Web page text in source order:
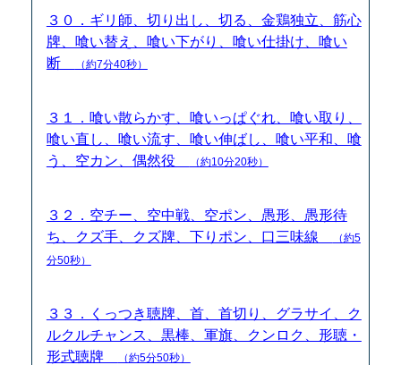
３０．ギリ師、切り出し、切る、金鶏独立、筋心
牌、喰い替え、喰い下がり、喰い仕掛け、喰い
断
（約7分40秒）
３１．喰い散らかす、喰いっぱぐれ、喰い取り、
喰い直し、喰い流す、喰い伸ばし、喰い平和、喰
う、空カン、偶然役
（約10分20秒）
３２．空チー、空中戦、空ポン、愚形、愚形待
ち、クズ手、クズ牌、下りポン、口三味線
（約5
分50秒）
３３．くっつき聴牌、首、首切り、グラサイ、ク
ルクルチャンス、黒棒、軍旗、クンロク、形聴・
形式聴牌
（約5分50秒）